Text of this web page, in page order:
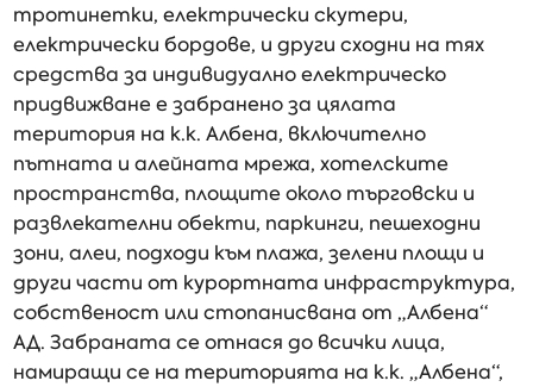
тротинетки, електрически скутери,
електрически бордове, и други сходни на тях
средства за индивидуално електрическо
придвижване е забранено за цялата
територия на к.к. Албена, включително
пътната и алейната мрежа, хотелските
пространства, площите около търговски и
развлекателни обекти, паркинги, пешеходни
зони, алеи, подходи към плажа, зелени площи и
други части от курортната инфраструктура,
собственост или стопанисвана от „Албена“
АД. Забраната се отнася до всички лица,
намиращи се на територията на к.к. „Албена“,